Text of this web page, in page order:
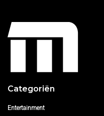
Categoriën
Entertainment